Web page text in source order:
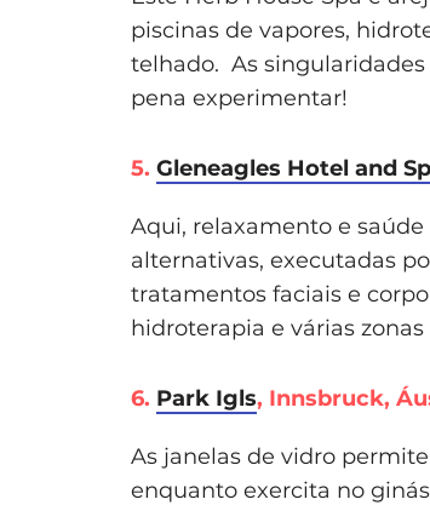
piscinas de vapores,
telhado. As singularidades
pena experimentar!
5. Gleneagles Hotel and
Aqui, relaxamento e
alternativas, executadas
tratamentos faciais e
hidroterapia e várias
6. Park Igls, Innsbruck,
As janelas de vidro
enquanto exercita no